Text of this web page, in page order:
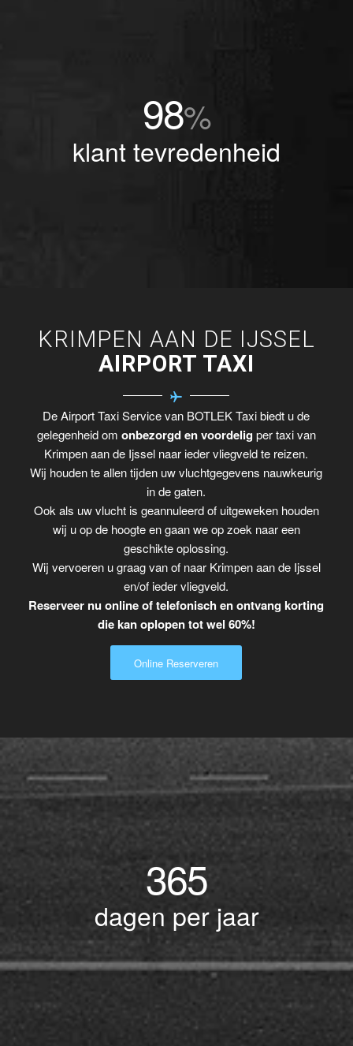
98%
klant tevredenheid
KRIMPEN AAN DE IJSSEL
AIRPORT TAXI
De Airport Taxi Service van BOTLEK Taxi biedt u de
gelegenheid om onbezorgd en voordelig per taxi van
Krimpen aan de Ijssel naar ieder vliegveld te reizen.
Wij houden te allen tijden uw vluchtgegevens nauwkeurig
in de gaten.
Ook als uw vlucht is geannuleerd of uitgeweken houden
wij u op de hoogte en gaan we op zoek naar een
geschikte oplossing.
Wij vervoeren u graag van of naar Krimpen aan de Ijssel
en/of ieder vliegveld.
Reserveer nu online of telefonisch en ontvang korting
die kan oplopen tot wel 60%!
Online Reserveren
365
dagen per jaar